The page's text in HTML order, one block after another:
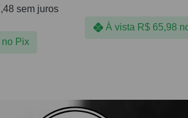
sem juros
no Pix
À vista R$65,98